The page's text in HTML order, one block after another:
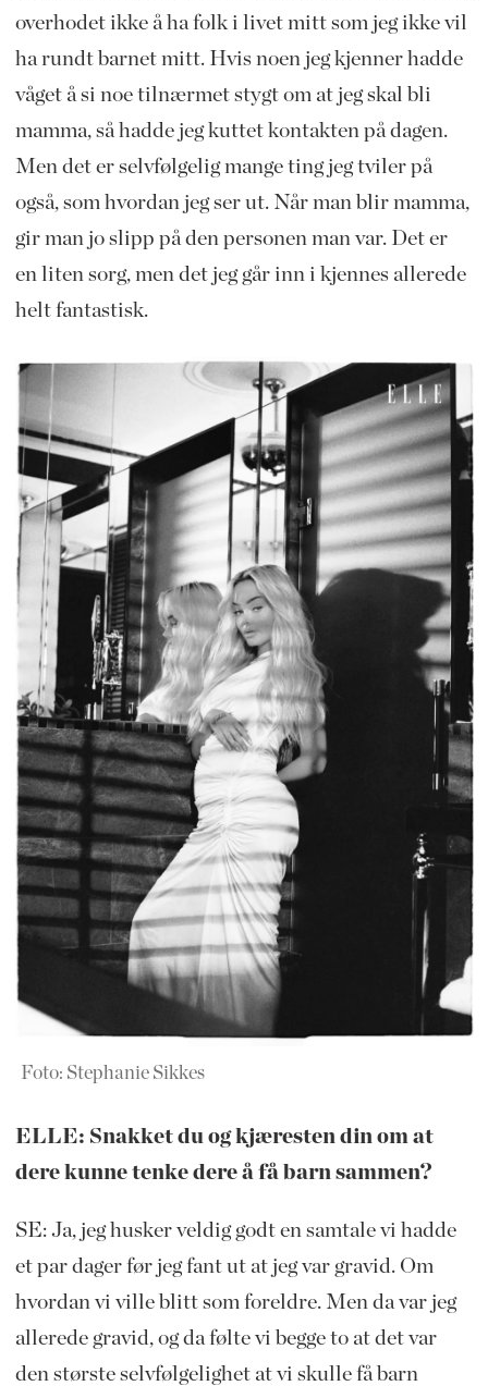
overhodet ikke å ha folk i livet mitt som jeg ikke vil
ha rundt barnet mitt. Hvis noen jeg kjenner hadde
våget å si noe tilnærmet stygt om at jeg skal bli
mamma, så hadde jeg kuttet kontakten på dagen.
Men det er selvfølgelig mange ting jeg tviler på
også, som hvordan jeg ser ut. Når man blir mamma,
gir man jo slipp på den personen man var. Det er
en liten sorg, men det jeg går inn i kjennes allerede
helt fantastisk.
Foto: Stephanie Sikkes
ELLE: Snakket du og kjæresten din om at
dere kunne tenke dere å få barn sammen?
SE: Ja, jeg husker veldig godt en samtale vi hadde
et par dager før jeg fant ut at jeg var gravid. Om
hvordan vi ville blitt som foreldre. Men da var jeg
allerede gravid, og da følte vi begge to at det var
den største selvfølgelighet at vi skulle få barn